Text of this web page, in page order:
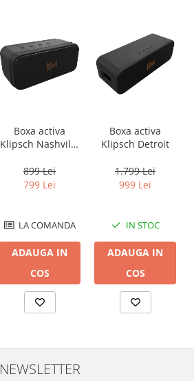
Boxa activa
Klipsch Nashville
899 Lei
799 Lei
LA COMANDA
ADAUGA IN
COS
Boxa activa
Klipsch Detroit
1.799 Lei
999 Lei
IN STOC
ADAUGA IN
COS
NEWSLETTER